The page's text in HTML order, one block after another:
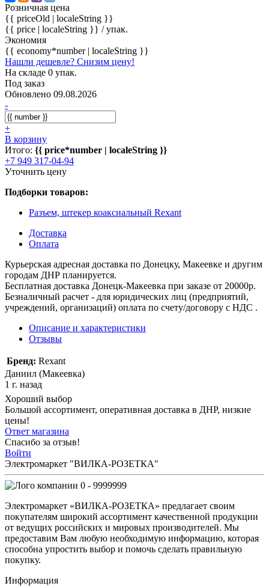
Розничная цена
{{ priceOld | localeString }}
{{ price | localeString }} / упак.
Экономия
{{ economy*number | localeString }}
Нашли дешевле? Снизим цену!
На складе 0 упак.
Под заказ
Обновлено 09.08.2026
-
+
В корзину
Итого: {{ price*number | localeString }}
+7 949 317-04-94
Уточнить цену
Подборки товаров:
Разъем, штекер коаксиальный Rexant
Доставка
Оплата
Курьерская адресная доставка по Донецку, Макеевке и другим
городам ДНР планируется.
Бесплатная доставка Донецк-Макеевка при заказе от 20000р.
Безналичный расчет - для юридических лиц (предприятий,
учреждений, организаций) оплата по счету/договору с НДС .
Описание и характеристики
Отзывы
Бренд: Rexant
Даниил (Макеевка)
1 г. назад
Хороший выбор
Большой ассортимент, оперативная доставка в ДНР, низкие
цены!
Ответ магазина
Спасибо за отзыв!
Войти
Электромаркет "ВИЛКА-РОЗЕТКА"
0 - 9999999
Электромаркет «ВИЛКА-РОЗЕТКА» предлагает своим
покупателям широкий ассортимент качественной продукции
от ведущих российских и мировых производителей. Мы
предоставим Вам любую необходимую информацию, которая
способна упростить выбор и помочь сделать правильную
покупку.
Информация